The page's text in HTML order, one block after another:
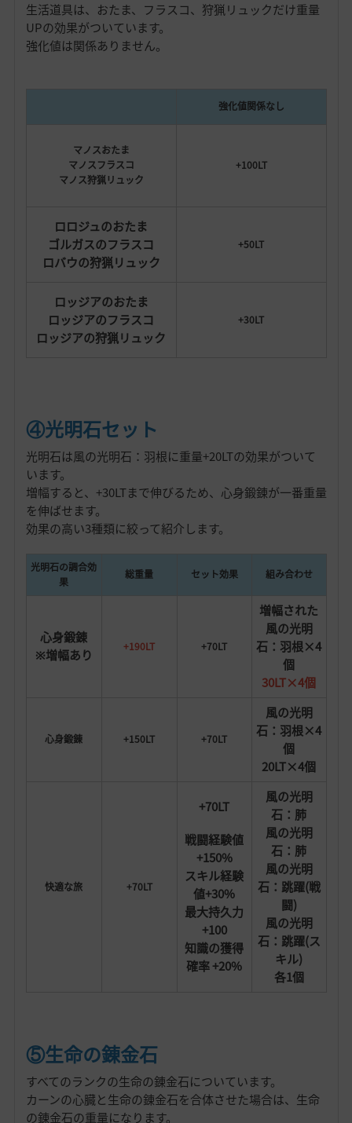
生活道具は、おたま、フラスコ、狩猟リュックだけ重量
UPの効果がついています。
強化値は関係ありません。
強化値関係なし
マノスおたま
マノスフラスコ
マノス狩猟リュック
+100LT
ロロジュのおたま
ゴルガスのフラスコ
ロバウの狩猟リュック
+50LT
ロッジアのおたま
ロッジアのフラスコ
ロッジアの狩猟リュック
+30LT
④光明石セット
光明石は風の光明石：羽根に重量+20LTの効果がついて
います。
増幅すると、+30LTまで伸びるため、心身鍛錬が一番重量
を伸ばせます。
効果の高い3種類に絞って紹介します。
光明石の調合効
果
総重量 セット効果 組み合わせ
心身鍛錬
※増幅あり
+190LT +70LT
増幅された
風の光明
石：羽根×4
個
30LT×4個
心身鍛錬 +150LT +70LT
風の光明
石：羽根×4
個
20LT×4個
快適な旅 +70LT
+70LT
戦闘経験値
+150%
スキル経験
値+30%
最大持久力
+100
知識の獲得
確率 +20%
風の光明
石：肺
風の光明
石：肺
風の光明
石：跳躍(戦
闘)
風の光明
石：跳躍(ス
キル)
各1個
⑤生命の錬金石
すべてのランクの生命の錬金石についています。
カーンの心臓と生命の錬金石を合体させた場合は、生命
の錬金石の重量になります。